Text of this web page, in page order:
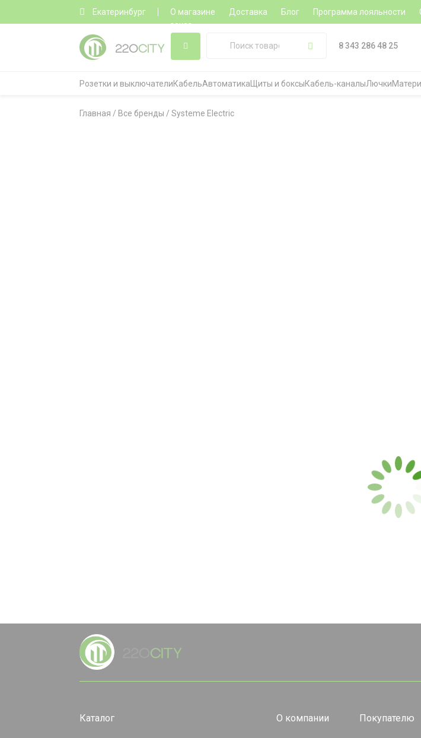
Екатеринбург О магазине Доставка Блог Программа лояльности
заказ
8 343 286 48 25
Розетки и выключателиКабельАвтоматика Щиты и боксыКабель-каналыЛючки
Главная / Все бренды / Systeme Electric
Каталог О компании Покупателю